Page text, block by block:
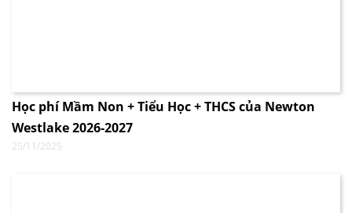
Học phí Mầm Non + Tiểu Học + THCS của Newton
Westlake 2026-2027
25/11/2025